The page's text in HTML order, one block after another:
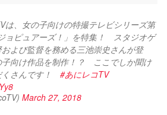
は、女の子向けの特撮テレビシリーズ第
ョピュアーズ！」を特集！　スタジオゲ
よび監督を務める三池崇史さんが登
向け作品を制作！？　ここでしか聞け
くさんです！ #あにレコTV
March 27, 2018